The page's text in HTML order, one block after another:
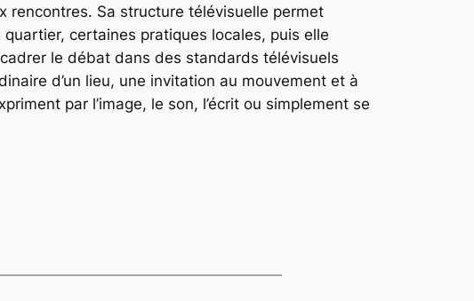
rencontres. Sa structure télévisuelle permet
quartier, certaines pratiques locales, puis elle
le débat dans des standards télévisuels
d’un lieu, une invitation au mouvement et à
par l’image, le son, l’écrit ou simplement se